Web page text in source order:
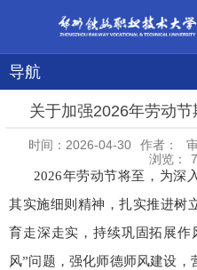
导航
关于加强2026年劳动
时间：2026-04-30 作者：
浏览：
2026年劳动节将至，为深
其实施细则精神，扎实推进树
育走深走实，持续巩固拓展作
风”问题，强化师德师风建设